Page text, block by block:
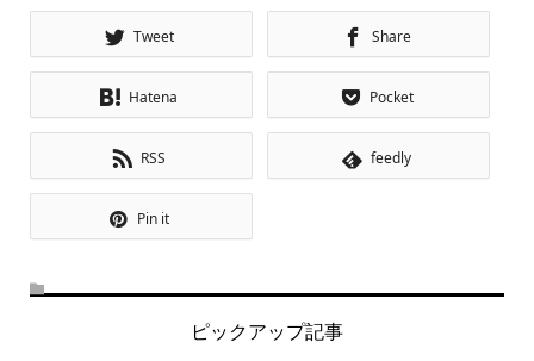
Tweet Share
Hatena Pocket
RSS feedly
Pin it
ピックアップ記事